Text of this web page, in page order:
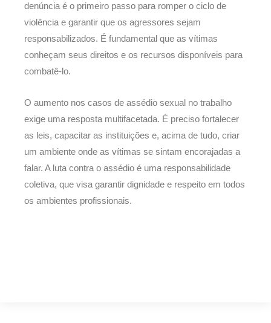
denúncia é o primeiro passo para romper o ciclo de
violência e garantir que os agressores sejam
responsabilizados. É fundamental que as vítimas
conheçam seus direitos e os recursos disponíveis para
combatê-lo.
O aumento nos casos de assédio sexual no trabalho
exige uma resposta multifacetada. É preciso fortalecer
as leis, capacitar as instituições e, acima de tudo, criar
um ambiente onde as vítimas se sintam encorajadas a
falar. A luta contra o assédio é uma responsabilidade
coletiva, que visa garantir dignidade e respeito em todos
os ambientes profissionais.